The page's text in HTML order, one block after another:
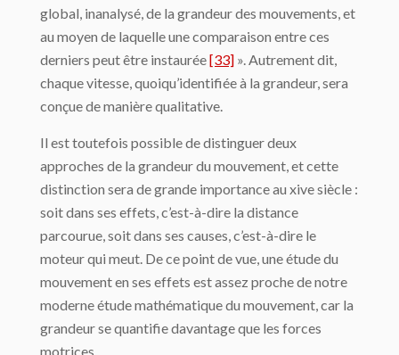
global, inanalysé, de la grandeur des mouvements, et
au moyen de laquelle une comparaison entre ces
derniers peut être instaurée[33] ». Autrement dit,
chaque vitesse, quoiqu’identifiée à la grandeur, sera
conçue de manière qualitative.
Il est toutefois possible de distinguer deux
approches de la grandeur du mouvement, et cette
distinction sera de grande importance au xive siècle :
soit dans ses effets, c’est-à-dire la distance
parcourue, soit dans ses causes, c’est-à-dire le
moteur qui meut. De ce point de vue, une étude du
mouvement en ses effets est assez proche de notre
moderne étude mathématique du mouvement, car la
grandeur se quantifie davantage que les forces
motrices.